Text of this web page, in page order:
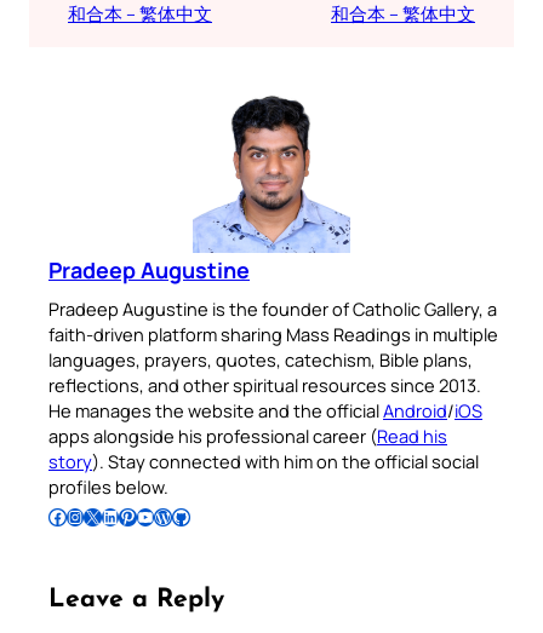
和合本 – 繁体中文
和合本 – 繁体中文
Pradeep Augustine
Pradeep Augustine is the founder of Catholic Gallery, a
faith-driven platform sharing Mass Readings in multiple
languages, prayers, quotes, catechism, Bible plans,
reflections, and other spiritual resources since 2013.
He manages the website and the officialAndroid/iOS
apps alongside his professional career (Read his
story). Stay connected with him on the official social
profiles below.
Follow Pradeep on Facebook Follow Pradeep on InstagramFollow Pradeep on X Follow Pradeep on LinkedIn Follow Pradeep on Pinterest Subscribe to Pradeep’s Youtube Channel Follow Pradeep on WordPress Follow Pradeep on GitHub
Leave a Reply